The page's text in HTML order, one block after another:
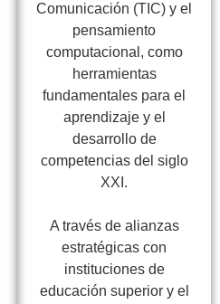
Comunicación (TIC) y el
pensamiento
computacional, como
herramientas
fundamentales para el
aprendizaje y el
desarrollo de
competencias del siglo
XXI.
A través de alianzas
estratégicas con
instituciones de
educación superior y el